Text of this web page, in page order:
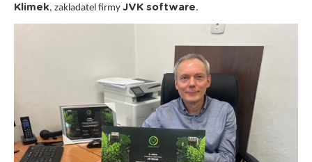
Klimek, zakladatel firmy JVK software.